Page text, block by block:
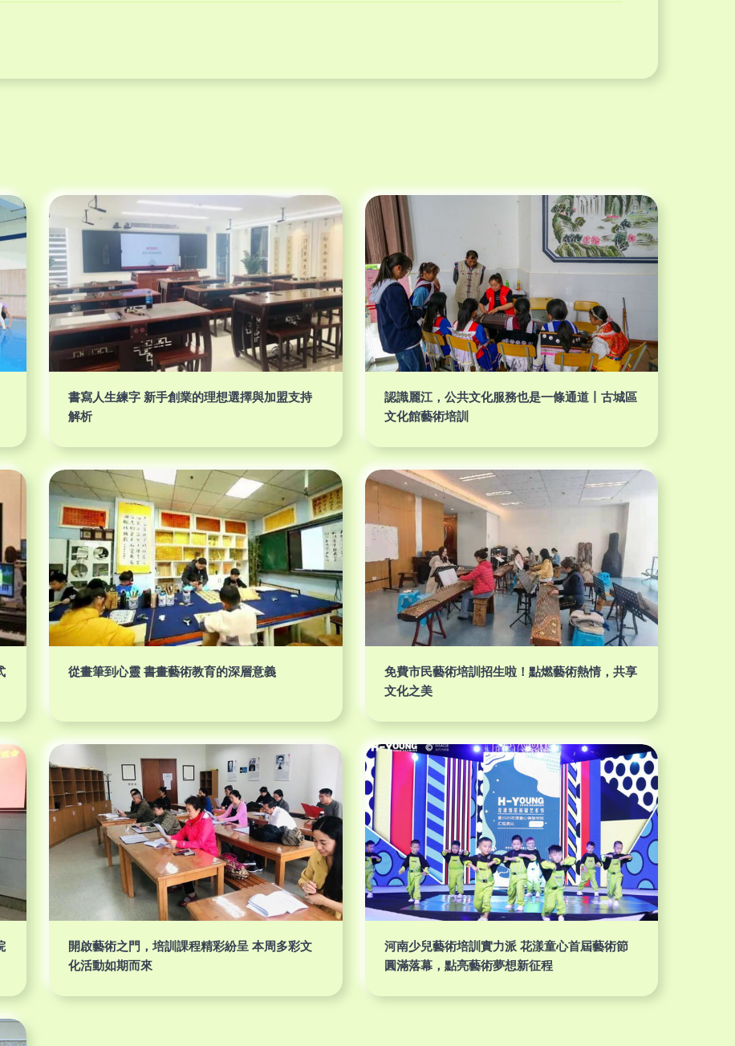
書寫人生練字 新手創業的理想選擇與加盟支持
解析
認識麗江，公共文化服務也是一條通道丨古城區
文化館藝術培訓
從畫筆到心靈 書畫藝術教育的深層意義
免費市民藝術培訓招生啦！點燃藝術熱情，共享
文化之美
開啟藝術之門，培訓課程精彩紛呈 本周多彩文
化活動如期而來
河南少兒藝術培訓實力派 花漾童心首屆藝術節
圓滿落幕，點亮藝術夢想新征程